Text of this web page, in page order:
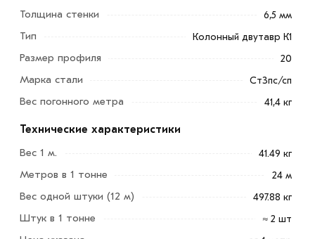
Балка двутавровая 20 К1 производится на ведущих
российских металлургических заводах из стали марки:
С255. Благодаря хорошему сопротивлению нагрузкам,
гражданских, промышленных, инфраструктурных
объектов, в мостостроении и других сферах.
Прокат применяют в конструкции колонн, балок, ферм
и связей, конструкций перекрытий и покрытий
Играет
важную роль при строительстве тяжело-нагруженных
высотных зданий.
Толщина стенки 6,5 мм
Тип Колонный двутавр К1
Размер профиля 20
Марка стали Ст3пс/сп
Вес погонного метра 41,4 кг
Технические характеристики
Вес 1 м.
41.49 кг
Метров в 1 тонне 24 м
Вес одной штуки (12 м) 497.88 кг
Штук в 1 тонне ≈ 2 шт